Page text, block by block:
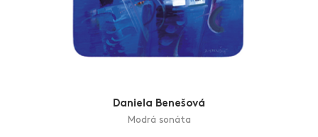
Daniela Benešová
Modrá sonáta